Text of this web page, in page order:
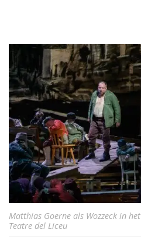
Matthias Goerne als Wozzeck in
Teatre del Liceu